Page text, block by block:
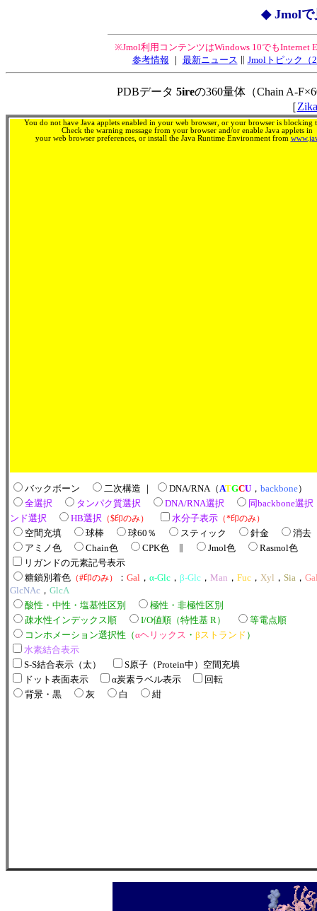
◆ Jmol
※Jmol利用コンテンツはWindows 10でもInternet
参考情報 ｜ 最新ニュース Jmolトピック（
PDBデータ 5ireの360量体（Chain A-
［
You do not have Java applets enabled in your web browser, or your browser is blocking
Check the warning message from your browser and/or enable Java applets in
your web browser preferences, or install the Java Runtime Environment from
バックボーン 二次構造 ｜ DNA/RNA（ ATGCU ， backbone）
全選択
タンパク質選択 DNA/RNA選択
同backbone選
ンド選択
HB選択 （$印のみ） 水分子表示 （*印のみ）
空間充填 球棒 球60％ スティック 針金
消去
アミノ色
Chain色 CPK色 ∥ Jmol色
Rasmol色
リガンドの元素記号表示
糖鎖別着色 （#印のみ） ： Gal ， α-Glc ， β-Glc ， Man ， Fuc ， Xyl ， Sia ，
GlcNAc ， GlcA
酸性・中性・塩基性区別
極性・非極性区別
疎水性インデックス順
I/O値順（特性基 R）
等電点順
コンホメーション選択性（αヘリックス ・ βストランド ）
水素結合表示
S-S結合表示（太）
S原子（Protein中）空間充填
ドット表面表示
α炭素ラベル表示
回転
背景・黒
灰 白 紺